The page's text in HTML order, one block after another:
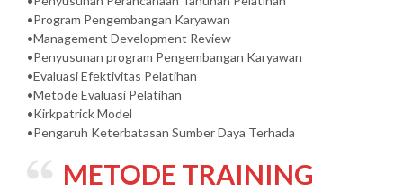
•Program Pengembangan Karyawan
•Management Development Review
•Penyusunan program Pengembangan Karyawan
•Evaluasi Efektivitas Pelatihan
•Metode Evaluasi Pelatihan
•Kirkpatrick Model
•Pengaruh Keterbatasan Sumber Daya Terhada
METODE TRAINING